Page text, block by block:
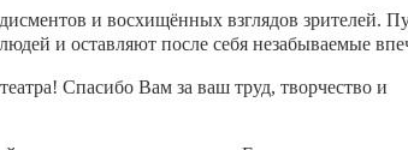
и восхищённых взглядов зрителей.
и оставляют после себя незабываемые
Спасибо Вам за ваш труд, творчество и